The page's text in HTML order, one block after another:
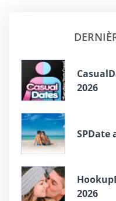
2026
SPDate
2026